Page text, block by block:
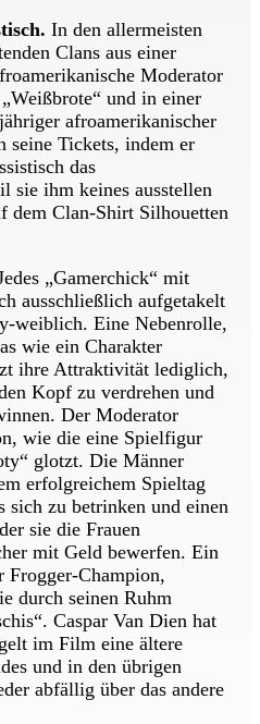
In den allermeisten
Clans aus einer
Moderator
und in einer
afroamerikanischer
seine Tickets, indem er
das
sie ihm keines ausstellen
dem Clan-Shirt Silhouetten
„Gamerchick“ mit
ausschließlich aufgetakelt
weiblich. Eine Nebenrolle,
wie ein Charakter
ihre Attraktivität lediglich,
Kopf zu verdrehen und
Der Moderator
wie die eine Spielfigur
glotzt. Die Männer
erfolgreichem Spieltag
sich zu betrinken und einen
sie die Frauen
mit Geld bewerfen. Ein
Frogger-Champion,
durch seinen Ruhm
Caspar Van Dien hat
im Film eine ältere
und in den übrigen
abfällig über das andere